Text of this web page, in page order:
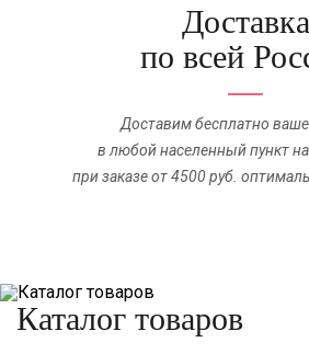
Доставка
по всей
Доставим бесплатно
в любой населенный пункт
при заказе от 4500 руб.
Каталог товаров